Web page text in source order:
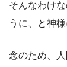
そんなわけ
うに、と神
念のため、